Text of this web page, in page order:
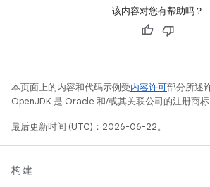
该内容对您有帮助吗？
本页面上的内容和代码示例受内容许可部分所述
OpenJDK 是 Oracle 和/或其关联公司的注册商标
最后更新时间 (UTC)：2026-06-22。
构建